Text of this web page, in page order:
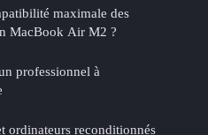
maximale des
MacBook Air M2 ?
professionnel à
ordinateurs reconditionnés